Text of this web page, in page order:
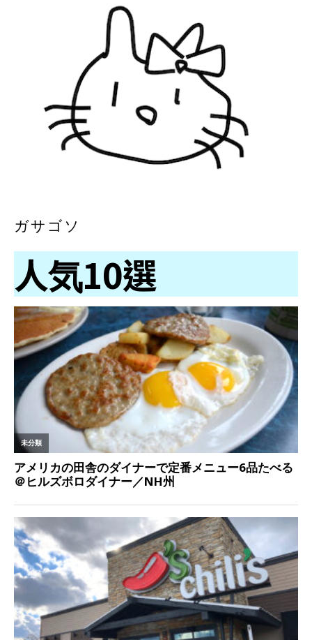
ガサゴソ
人気10選